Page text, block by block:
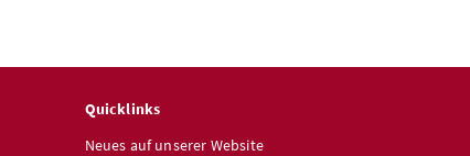
Quicklinks
Neues auf unserer Website